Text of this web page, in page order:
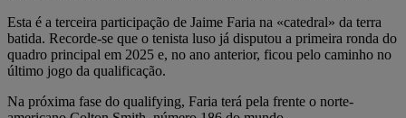
Esta é a terceira participação de Jaime Faria na «catedral» da terra
batida. Recorde-se que o tenista luso já disputou a primeira ronda do
quadro principal em 2025 e, no ano anterior, ficou pelo caminho no
último jogo da qualificação.
Na próxima fase do qualifying, Faria terá pela frente o norte-